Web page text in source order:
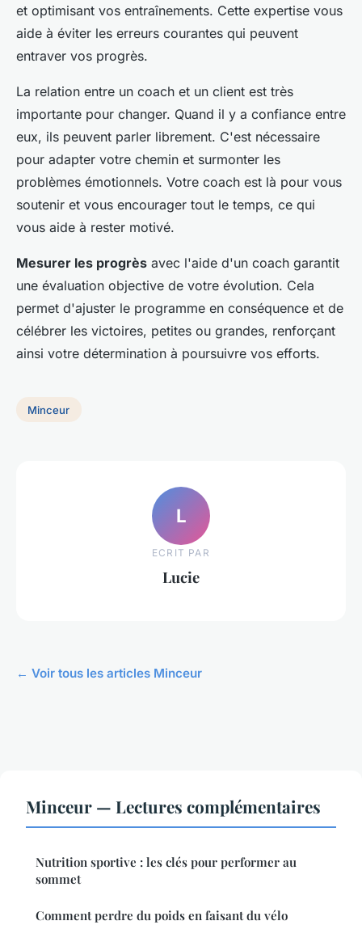
et optimisant vos entraînements. Cette expertise vous
aide à éviter les erreurs courantes qui peuvent
entraver vos progrès.
La relation entre un coach et un client est très
importante pour changer. Quand il y a confiance entre
eux, ils peuvent parler librement. C'est nécessaire
pour adapter votre chemin et surmonter les
problèmes émotionnels. Votre coach est là pour vous
soutenir et vous encourager tout le temps, ce qui
vous aide à rester motivé.
Mesurer les progrès avec l'aide d'un coach garantit
une évaluation objective de votre évolution. Cela
permet d'ajuster le programme en conséquence et de
célébrer les victoires, petites ou grandes, renforçant
ainsi votre détermination à poursuivre vos efforts.
Minceur
L
ECRIT PAR
Lucie
← Voir tous les articles Minceur
Minceur — Lectures complémentaires
Nutrition sportive : les clés pour performer au
sommet
Comment perdre du poids en faisant du vélo